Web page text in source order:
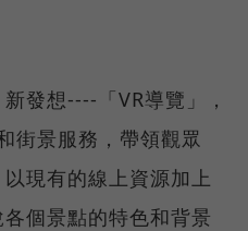
發想----「VR導覽」，
街景服務，帶領觀眾
現有的線上資源加上
個景點的特色和背景